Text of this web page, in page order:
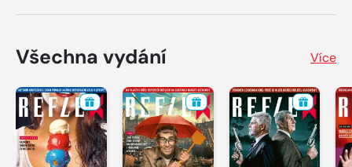
Všechna vydání Více